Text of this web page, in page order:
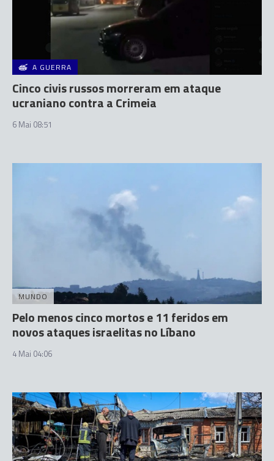
A GUERRA
Cinco civis russos morreram em ataque
ucraniano contra a Crimeia
6 Mai 08:51
MUNDO
Pelo menos cinco mortos e 11 feridos em
novos ataques israelitas no Líbano
4 Mai 04:06